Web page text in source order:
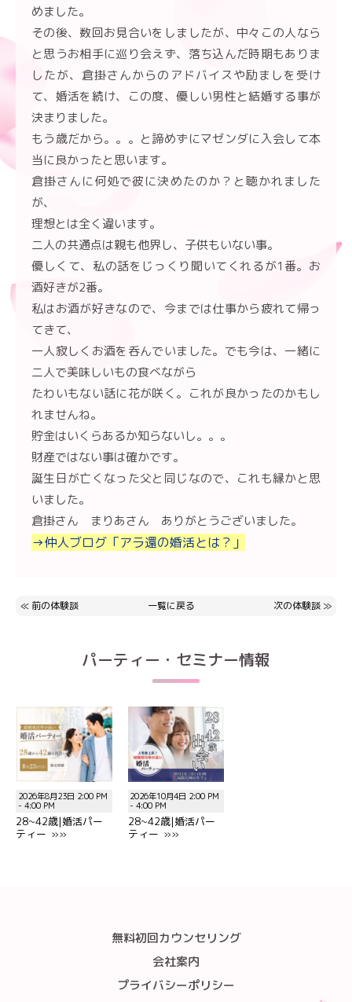
めました。
その後、数回お見合いをしましたが、中々この人なら
と思うお相手に巡り会えず、落ち込んだ時期もありま
したが、倉掛さんからのアドバイスや励ましを受け
て、婚活を続け、この度、優しい男性と結婚する事が
決まりました。
もう歳だから。。。と諦めずにマゼンダに入会して本
当に良かったと思います。
倉掛さんに何処で彼に決めたのか？と聴かれました
が、
理想とは全く違います。
二人の共通点は親も他界し、子供もいない事。
優しくて、私の話をじっくり聞いてくれるが1番。お
酒好きが2番。
私はお酒が好きなので、今までは仕事から疲れて帰っ
てきて、
一人寂しくお酒を呑んでいました。でも今は、一緒に
二人で美味しいもの食べながら
たわいもない話に花が咲く。これが良かったのかもし
れませんね。
貯金はいくらあるか知らないし。。。
財産ではない事は確かです。
誕生日が亡くなった父と同じなので、これも縁かと思
いました。
倉掛さん まりあさん ありがとうございました。
→仲人ブログ「アラ還の婚活とは？」
≪ 前の体験談 一覧に戻る 次の体験談 ≫
パーティー・セミナー情報
2026年8月23日 2:00 PM
- 4:00 PM
28~42歳|婚活パー
ティー »»
2026年10月4日 2:00 PM
- 4:00 PM
28~42歳|婚活パー
ティー »»
無料初回カウンセリング
会社案内
プライバシーポリシー